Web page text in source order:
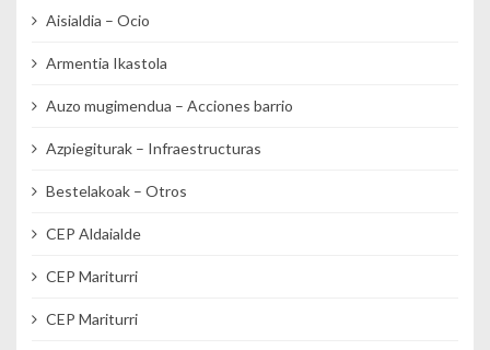
Aisialdia – Ocio
Armentia Ikastola
Auzo mugimendua – Acciones barrio
Azpiegiturak – Infraestructuras
Bestelakoak – Otros
CEP Aldaialde
CEP Mariturri
CEP Mariturri